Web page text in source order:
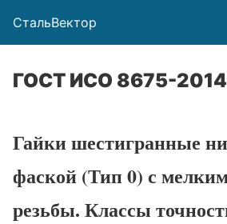
СтальВектор
ГОСТ ИСО 8675-2014
Гайки шестигранные
фаской (Тип 0) с
резьбы. Классы